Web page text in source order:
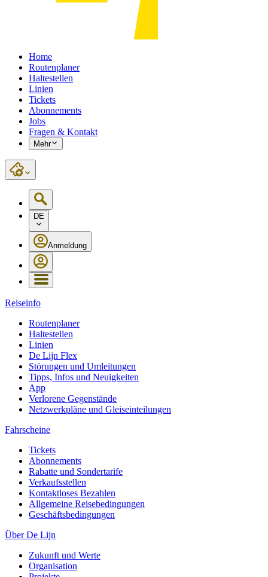
Home
Routenplaner
Haltestellen
Linien
Tickets
Abonnements
Jobs
Fragen & Kontakt
Mehr
DE
Anmeldung
Reiseinfo
Routenplaner
Haltestellen
Linien
De Lijn Flex
Störungen und Umleitungen
Tipps, Infos und Neuigkeiten
App
Verlorene Gegenstände
Netzwerkpläne und Gleiseinteilungen
Fahrscheine
Tickets
Abonnements
Rabatte und Sondertarife
Verkaufsstellen
Kontaktloses Bezahlen
Allgemeine Reisebedingungen
Geschäftsbedingungen
Über De Lijn
Zukunft und Werte
Organisation